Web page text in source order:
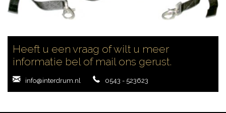
CONTACT
Heeft u een vraag of wilt u meer
informatie bel of mail ons gerust.
info@interdrum.nl 0543 - 523623